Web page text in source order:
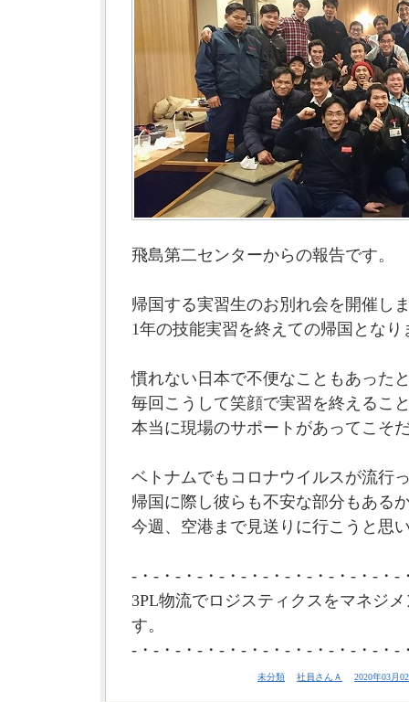
飛島第二センターからの報告です。
帰国する実習生のお別れ会を開催し
1年の技能実習を終えての帰国となり
慣れない日本で不便なこともあった
毎回こうして笑顔で実習を終えるこ
本当に現場のサポートがあってこそ
ベトナムでもコロナウイルスが流行
帰国に際し彼らも不安な部分もある
今週、空港まで見送りに行こうと思
-・-・-・-・-・-・-・-・-・-・-・-・-
3PL物流でロジスティクスをマネジ
す。
-・-・-・-・-・-・-・-・-・-・-・-・-
未分類 社員さんＡ 2020年03月